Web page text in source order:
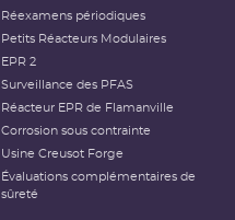
Réexamens périodiques
Petits Réacteurs Modulaires
EPR 2
Surveillance des PFAS
Réacteur EPR de Flamanville
Corrosion sous contrainte
Usine Creusot Forge
Évaluations complémentaires de
sûreté